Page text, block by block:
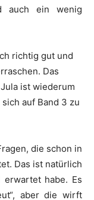
auch ein wenig
richtig gut und
Das
ist wiederum
auf Band 3 zu
die schon in
Das ist natürlich
habe. Es
aber die wirft